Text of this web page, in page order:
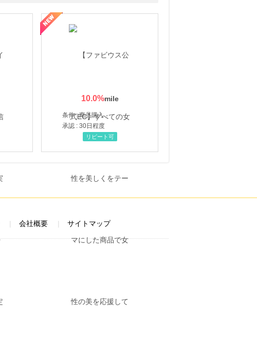
10.0%
条件 : 商品購入
承認 : 30日程度
リピート可
会社概要 サイトマップ